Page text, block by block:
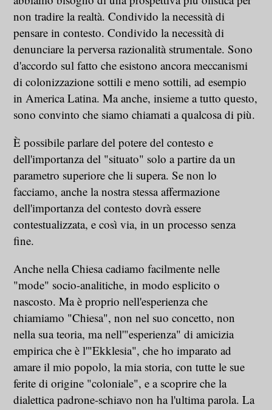
non tradire la realtà. Condivido la necessità di
pensare in contesto. Condivido la necessità di
denunciare la perversa razionalità strumentale. Sono
d'accordo sul fatto che esistono ancora meccanismi
di colonizzazione sottili e meno sottili, ad esempio
in America Latina. Ma anche, insieme a tutto questo,
sono convinto che siamo chiamati a qualcosa di più.
È possibile parlare del potere del contesto e
dell'importanza del "situato" solo a partire da un
parametro superiore che li supera. Se non lo
facciamo, anche la nostra stessa affermazione
dell'importanza del contesto dovrà essere
contestualizzata, e così via, in un processo senza
fine.
Anche nella Chiesa cadiamo facilmente nelle
"mode" socio-analitiche, in modo esplicito o
nascosto. Ma è proprio nell'esperienza che
chiamiamo "Chiesa", non nel suo concetto, non
nella sua teoria, ma nell'"esperienza" di amicizia
empirica che è l'"Ekklesia", che ho imparato ad
amare il mio popolo, la mia storia, con tutte le sue
ferite di origine "coloniale", e a scoprire che la
dialettica padrone-schiavo non ha l'ultima parola. La